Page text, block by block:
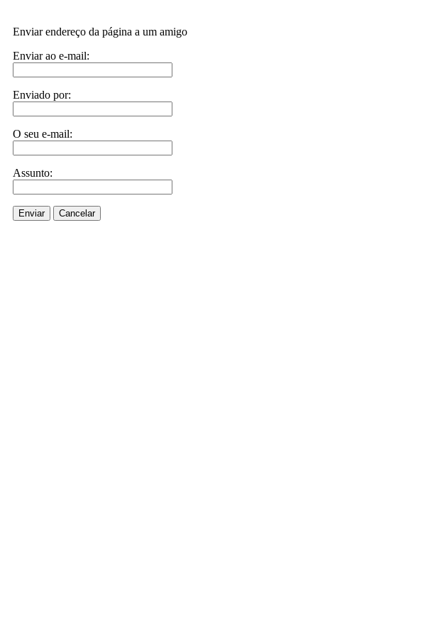
Enviar endereço da página a um amigo
Enviar ao e-mail:
Enviado por:
O seu e-mail:
Assunto:
Enviar Cancelar